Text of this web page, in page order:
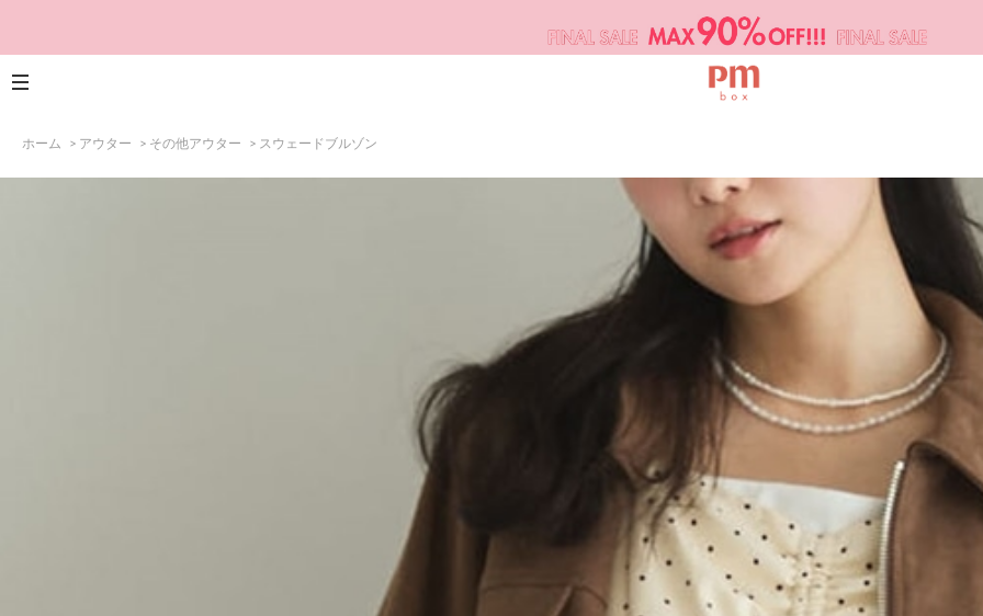
ホーム > アウター > その他アウター > スウェードブルゾン